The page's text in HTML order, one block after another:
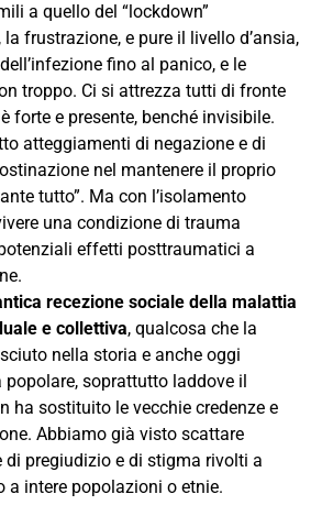
a quello del “lockdown”
frustrazione, e pure il livello d’ansia,
fino al panico, e le
troppo. Ci si attrezza tutti di fronte
forte e presente, benché invisibile.
atteggiamenti di negazione e di
nel mantenere il proprio
tutto”. Ma con l’isolamento
una condizione di trauma
effetti posttraumatici a
recezione sociale della malattia
e collettiva, qualcosa che la
nella storia e anche oggi
soprattutto laddove il
ha sostituito le vecchie credenze e
Abbiamo già visto scattare
pregiudizio e di stigma rivolti a
a intere popolazioni o etnie.